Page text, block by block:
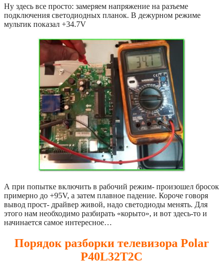
Ну здесь все просто: замеряем напряжение на разъеме
подключения светодиодных планок. В дежурном режиме
мультик показал +34.7V
А при попытке включить в рабочий режим- произошел бросок
примерно до +95V, а затем плавное падение. Короче говоря
вывод прост- драйвер живой, надо светодиоды менять. Для
этого нам необходимо разбирать «корыто», и вот здесь-то и
начинается самое интересное…
Порядок разборки телевизора Polar
P40L32T2C